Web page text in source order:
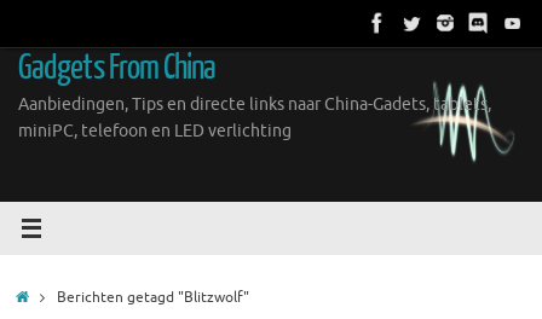
inhoud
Gadgets From China
Aanbiedingen, Tips en directe links naar China-Gadets, tablets,
miniPC, telefoon en LED verlichting
HomeBerichten getagd "Blitzwolf"